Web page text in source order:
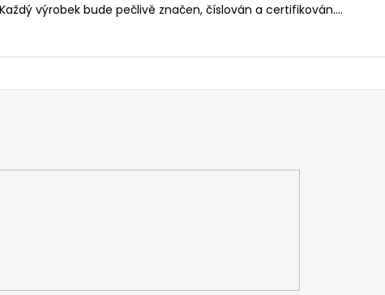
výrobek bude pečlivě značen, číslován a certifikován....